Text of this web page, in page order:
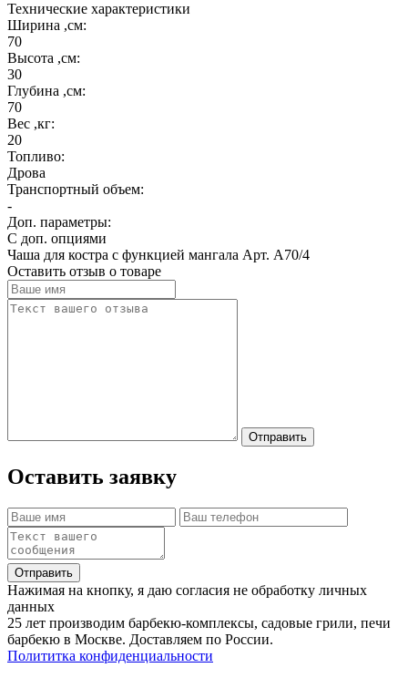
Технические характеристики
Ширина ,см:
70
Высота ,см:
30
Глубина ,см:
70
Вес ,кг:
20
Топливо:
Дрова
Транспортный объем:
-
Доп. параметры:
С доп. опциями
Чаша для костра с функцией мангала Арт. А70/4
Оставить отзыв о товаре
Отправить
Оставить заявку
Отправить
Нажимая на кнопку, я даю согласия не обработку личных
данных
25 лет производим барбекю-комплексы, садовые грили, печи
барбекю в Москве. Доставляем по России.
Полититка конфиденциальности